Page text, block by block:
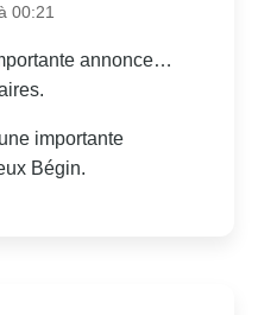
00:21
annonce…
importante
Bégin.